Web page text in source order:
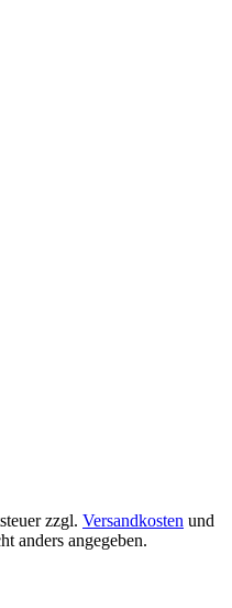
zzgl. Versandkosten und
anders angegeben.